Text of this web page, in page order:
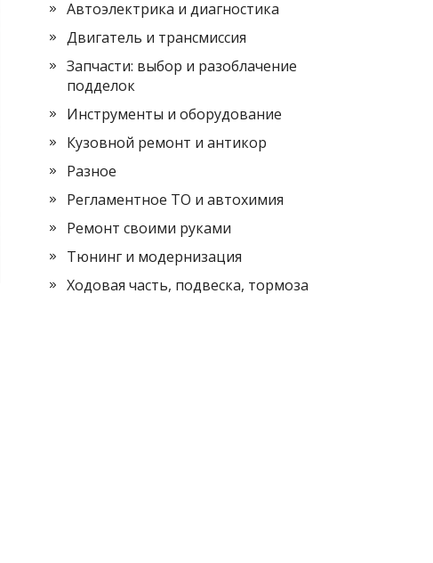
Автоэлектрика и диагностика
Двигатель и трансмиссия
Запчасти: выбор и разоблачение
подделок
Инструменты и оборудование
Кузовной ремонт и антикор
Разное
Регламентное ТО и автохимия
Ремонт своими руками
Тюнинг и модернизация
Ходовая часть, подвеска, тормоза